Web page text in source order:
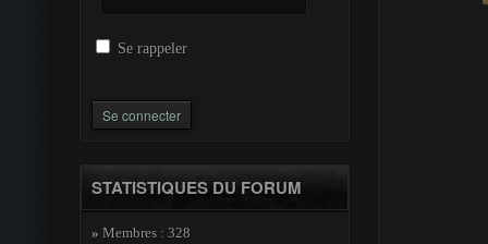
Se rappeler
STATISTIQUES DU FORUM
» Membres : 328